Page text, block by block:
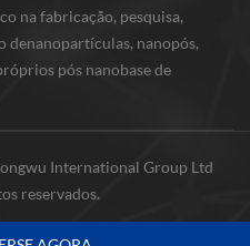
na fabricação, pesquisa,
denanopartículas, nanopós,
pós nanobase de
International Group Ltd
reservados.